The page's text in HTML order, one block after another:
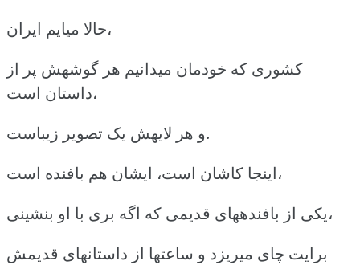
حالا میایم ایران،
کشوری که خودمان میدانیم هر گوشهش پر از
داستان است،
و هر لایهش یک تصویر زیباست.
اینجا کاشان است، ایشان هم بافنده است،
یکی از بافندههای قدیمی که اگه بری با او بنشینی،
برایت چای میریزد و ساعتها از داستانهای قدیمش